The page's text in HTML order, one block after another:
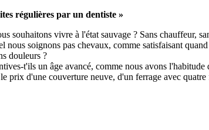
régulières par un dentiste »
souhaitons vivre à l'état sauvage ? Sans chauffeur,
nous soignons pas chevaux, comme satisfaisant
douleurs ?
t'ils un âge avancé, comme nous avons l'habitude
prix d'une couverture neuve, d'un ferrage avec